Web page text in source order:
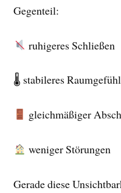
Gegenteil:
ruhigeres Schließen
🌡 stabileres Raumgefühl
gleichmäßiger
weniger Störungen
Gerade diese